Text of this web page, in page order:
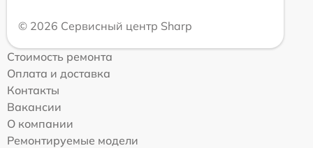
© 2026 Сервисный центр Sharp
Стоимость ремонта
Оплата и доставка
Контакты
Вакансии
О компании
Ремонтируемые модели